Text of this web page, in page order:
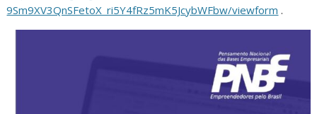
9Sm9XV3QnSFetoX_ri5Y4fRz5mK5JcybWFbw/viewform .